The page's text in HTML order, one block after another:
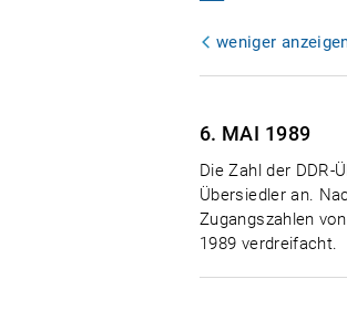
weniger
6. MAI 1989
Die Zahl der DDR-
Übersiedler an.
Zugangszahlen
1989 verdreifacht.